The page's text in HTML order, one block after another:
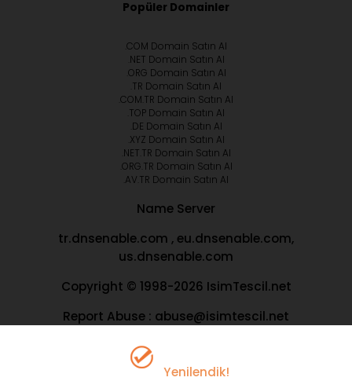
Popüler Domainler
.COM Domain Satın Al
.NET Domain Satın Al
.ORG Domain Satın Al
.TR Domain Satın Al
.COM.TR Domain Satın Al
.TOP Domain Satın Al
.DE Domain Satın Al
.XYZ Domain Satın Al
.NET.TR Domain Satın Al
.ORG.TR Domain Satın Al
.AV.TR Domain Satın Al
Name Server
tr.dnsenable.com , eu.dnsenable.com,
us.dnsenable.com
Copyright © 1998-2026 IsimTescil.net
Report Abuse : abuse@isimtescil.net
Yenilendik!